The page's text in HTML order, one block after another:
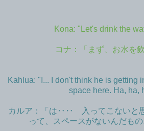
Kona: "Let's drink the
コナ：「まず、お水を飲
Kahlua: "I... I don't think he is getting
space here. Ha, ha,
カルア：「は‥‥ 入ってこないと
って、スペースがないんだも